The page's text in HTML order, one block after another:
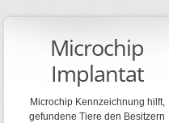
Microchip
Implantat
Microchip Kennzeichnung hilft,
gefundene Tiere den Besitzern